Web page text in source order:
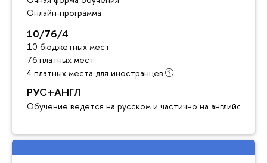
Онлайн-программа
10/76/4
10 бюджетных мест
76 платных мест
4 платных места для иностранцев
РУС+АНГЛ
Обучение ведется на русском и частично на английском